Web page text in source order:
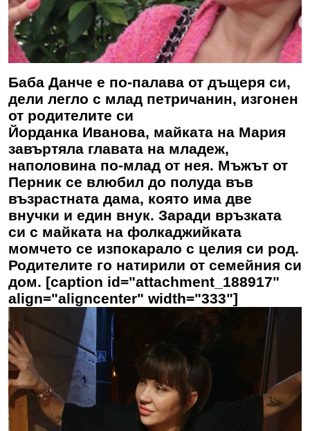
Баба Данче е по-палава от дъщеря си,
дели легло с млад петричанин, изгонен
от родителите си
Йорданка Иванова, майката на Мария
завъртяла главата на младеж,
наполовина по-млад от нея. Мъжът от
Перник се влюбил до полуда във
възрастната дама, която има две
внучки и един внук. Заради връзката
си с майката на фолкаджийката
момчето се изпокарало с целия си род.
Родителите го натирили от семейния си
дом. [caption id="attachment_188917"
align="aligncenter" width="333"]